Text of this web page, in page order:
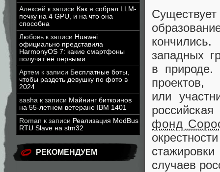
Алексей к записи Как я собрал LLM-
печку на 4 GPU, и на что она
способна
Любовь к записи Huawei
официально представила
HarmonyOS 7: какие смартфоны
получат её первыми
Артем к записи Бесплатные боты,
чтобы раздеть девушку по фото в
2024
sasha к записи Майнинг биткоинов
на 55-летнем ветеране IBM 1401
Roman к записи Реализация ModBus
RTU Slave на stm32
РЕКОМЕНДУЕМ
западных
в природе.
или
фонд
случаев